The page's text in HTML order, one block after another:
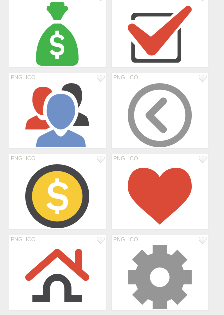
PNG ICO PNG ICO
PNG ICO PNG ICO
PNG ICO PNG ICO